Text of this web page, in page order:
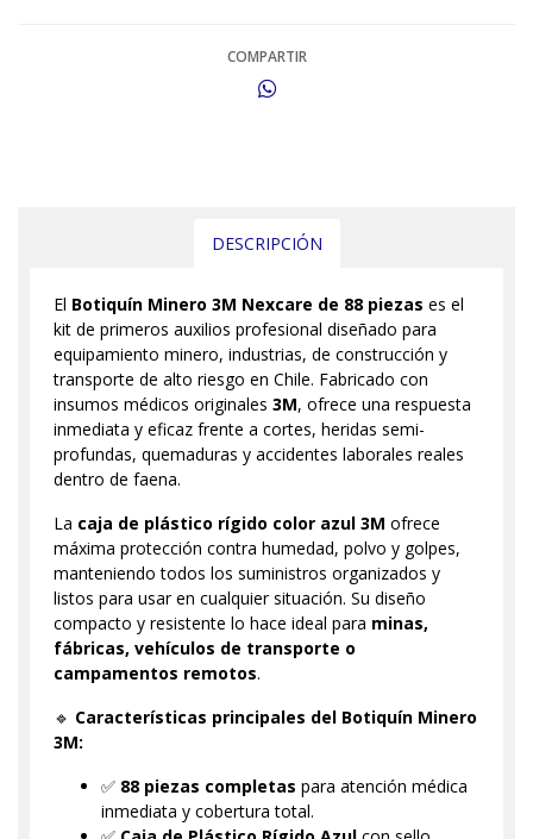
COMPARTIR
DESCRIPCIÓN
El Botiquín Minero 3M Nexcare de 88 piezas es el
kit de primeros auxilios profesional diseñado para
equipamiento minero, industrias, de construcción y
transporte de alto riesgo en Chile. Fabricado con
insumos médicos originales 3M, ofrece una respuesta
inmediata y eficaz frente a cortes, heridas semi-
profundas, quemaduras y accidentes laborales reales
dentro de faena.
La caja de plástico rígido color azul 3M ofrece
máxima protección contra humedad, polvo y golpes,
manteniendo todos los suministros organizados y
listos para usar en cualquier situación. Su diseño
compacto y resistente lo hace ideal para minas,
fábricas, vehículos de transporte o
campamentos remotos.
🔹 Características principales del Botiquín Minero
3M:
✅ 88 piezas completas para atención médica
inmediata y cobertura total.